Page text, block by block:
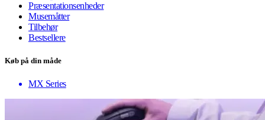
Præsentationsenheder
Musemåtter
Tilbehør
Bestsellere
Køb på din måde
MX Series